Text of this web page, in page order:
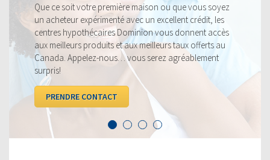
maison ou que vous soyez
un excellent crédit, les
vous donnent accès
meilleurs taux offerts au
serez agréablement
Nos taux sont toujours
fiers de pouvoir vous offrir le
profitable. Jetez un coup
la concurrence.
VOIR LES TAUX